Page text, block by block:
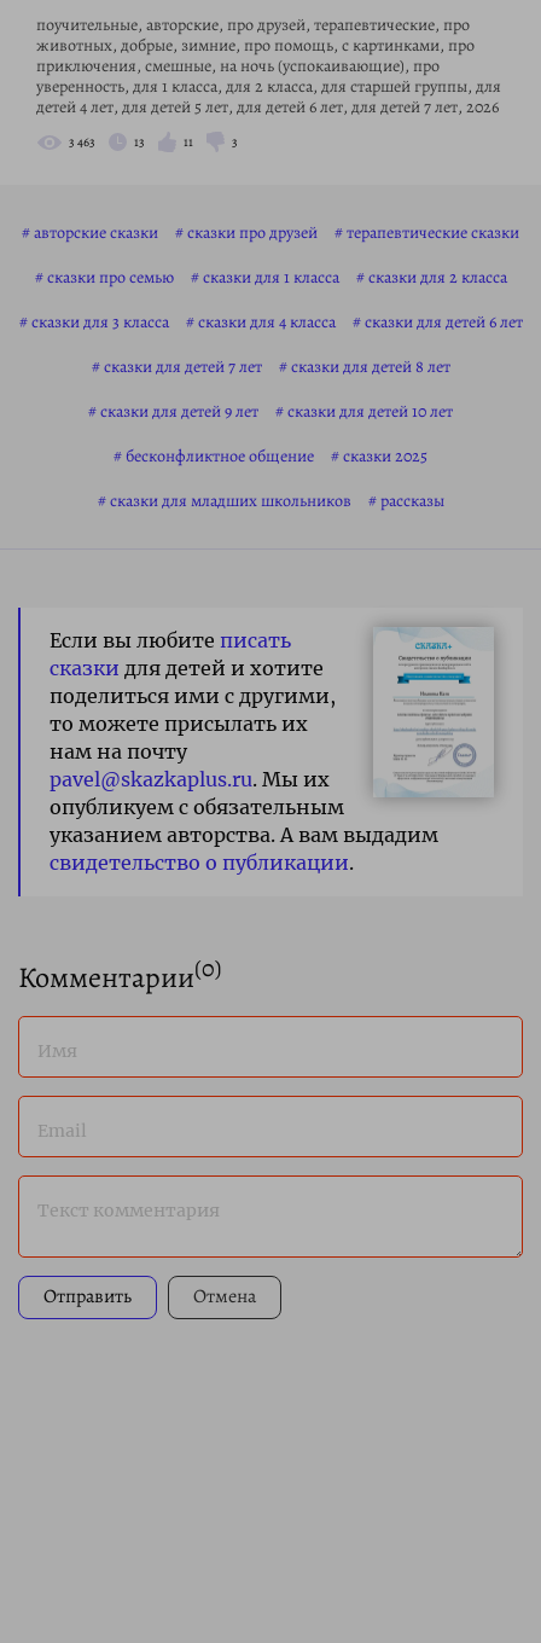
поучительные, авторские, про друзей, терапевтические, про
животных, добрые, зимние, про помощь, с картинками, про
приключения, смешные, на ночь (успокаивающие), про
уверенность, для 1 класса, для 2 класса, для старшей группы, для
детей 4 лет, для детей 5 лет, для детей 6 лет, для детей 7 лет, 2026
3 463 13 11 3
авторские сказки сказки про друзей
терапевтические сказки
сказки про семью
сказки для 1 класса
сказки для 2 класса
сказки для 3 класса
сказки для 4 класса
сказки для детей 6 лет
сказки для детей 7 лет
сказки для детей 8 лет
сказки для детей 9 лет
сказки для детей 10 лет
бесконфликтное общение
сказки 2025
сказки для младших школьников
рассказы
Если вы любите писать
сказки для детей и хотите
поделиться ими с другими,
то можете присылать их
нам на почту
pavel@skazkaplus.ru. Мы их
опубликуем с обязательным
указанием авторства. А вам выдадим
свидетельство о публикации.
Комментарии(0)
Имя
Email
Текст комментария
Отправить Отмена